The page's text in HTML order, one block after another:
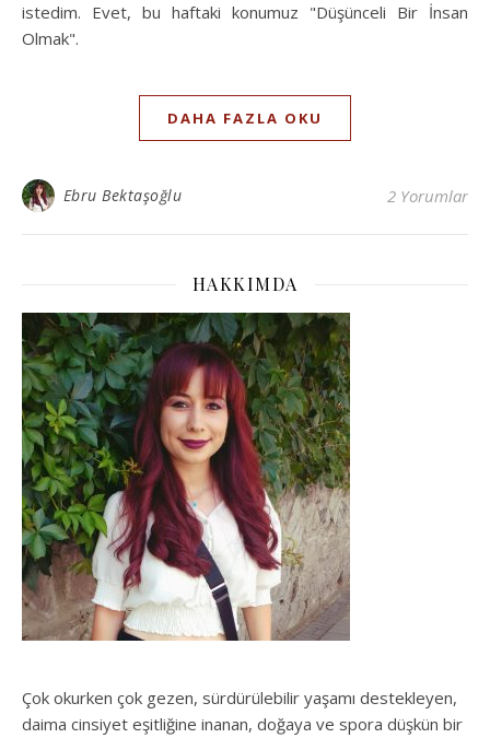
istedim. Evet, bu haftaki konumuz "Düşünceli Bir İnsan
Olmak".
DAHA FAZLA OKU
Ebru Bektaşoğlu 2 Yorumlar
HAKKIMDA
Çok okurken çok gezen, sürdürülebilir yaşamı destekleyen,
daima cinsiyet eşitliğine inanan, doğaya ve spora düşkün bir